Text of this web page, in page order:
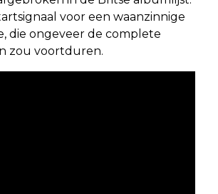
voor een waanzinnige
die ongeveer de complete
zou voortduren.